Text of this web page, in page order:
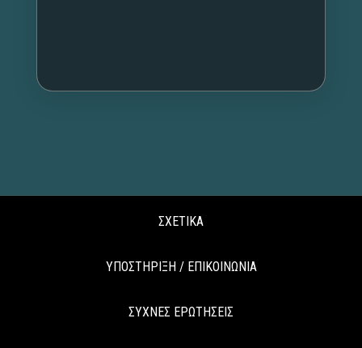
ΣΧΕΤΙΚΑ
ΥΠΟΣΤΗΡΙΞΗ / ΕΠΙΚΟΙΝΩΝΙΑ
ΣΥΧΝΕΣ ΕΡΩΤΗΣΕΙΣ